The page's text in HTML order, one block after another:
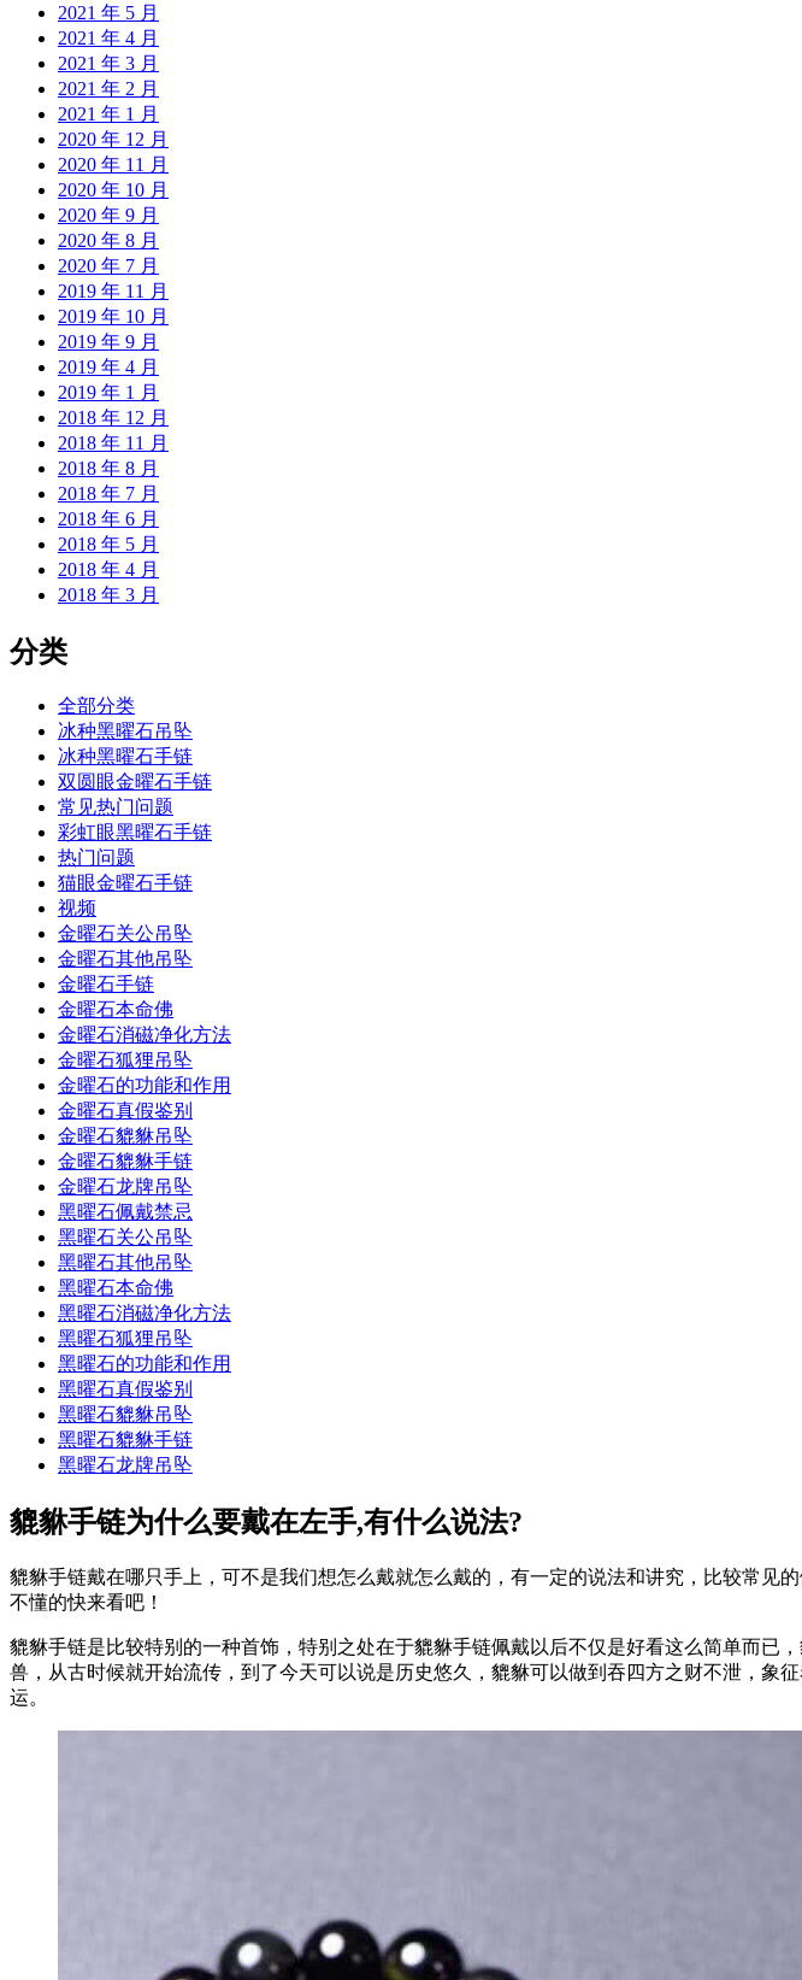
2021 年 5 月
2021 年 4 月
2021 年 3 月
2021 年 2 月
2021 年 1 月
2020 年 12 月
2020 年 11 月
2020 年 10 月
2020 年 9 月
2020 年 8 月
2020 年 7 月
2019 年 11 月
2019 年 10 月
2019 年 9 月
2019 年 4 月
2019 年 1 月
2018 年 12 月
2018 年 11 月
2018 年 8 月
2018 年 7 月
2018 年 6 月
2018 年 5 月
2018 年 4 月
2018 年 3 月
分类
全部分类
冰种黑曜石吊坠
冰种黑曜石手链
双圆眼金曜石手链
常见热门问题
彩虹眼黑曜石手链
热门问题
猫眼金曜石手链
视频
金曜石关公吊坠
金曜石其他吊坠
金曜石手链
金曜石本命佛
金曜石消磁净化方法
金曜石狐狸吊坠
金曜石的功能和作用
金曜石真假鉴别
金曜石貔貅吊坠
金曜石貔貅手链
金曜石龙牌吊坠
黑曜石佩戴禁忌
黑曜石关公吊坠
黑曜石其他吊坠
黑曜石本命佛
黑曜石消磁净化方法
黑曜石狐狸吊坠
黑曜石的功能和作用
黑曜石真假鉴别
黑曜石貔貅吊坠
黑曜石貔貅手链
黑曜石龙牌吊坠
貔貅手链为什么要戴在左手,有什么说法?
貔貅手链戴在哪只手上，可不是我们想怎么戴就怎么戴的，有一定的说法和讲究，比较常见
不懂的快来看吧！
貔貅手链是比较特别的一种首饰，特别之处在于貔貅手链佩戴以后不仅是好看这么简单而已
兽，从古时候就开始流传，到了今天可以说是历史悠久，貔貅可以做到吞四方之财不泄，
运。